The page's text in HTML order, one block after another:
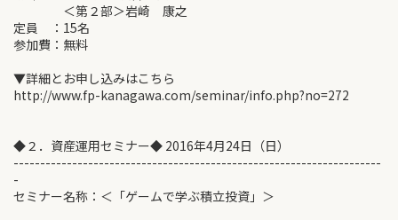
＜第２部＞岩崎 康之
定員 ：15名
参加費：無料
▼詳細とお申し込みはこちら
http://www.fp-kanagawa.com/seminar/info.php?no=272
◆２．資産運用セミナー◆ 2016年4月24日（日）
---------------------------------------------------------------------
-
セミナー名称：＜「ゲームで学ぶ積立投資」＞